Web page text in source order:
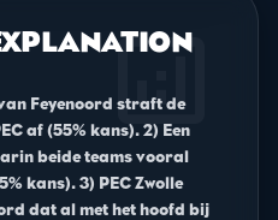
analytics
Feyenoord straft de
af (55% kans). 2) Een
beide teams vooral
kans). 3) PEC Zwolle
dat al met het hoofd bij